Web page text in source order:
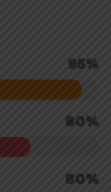
95%
80%
80%